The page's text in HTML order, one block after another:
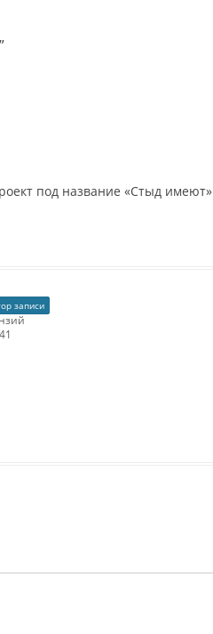
”
под название «Стыд имеют»
записи